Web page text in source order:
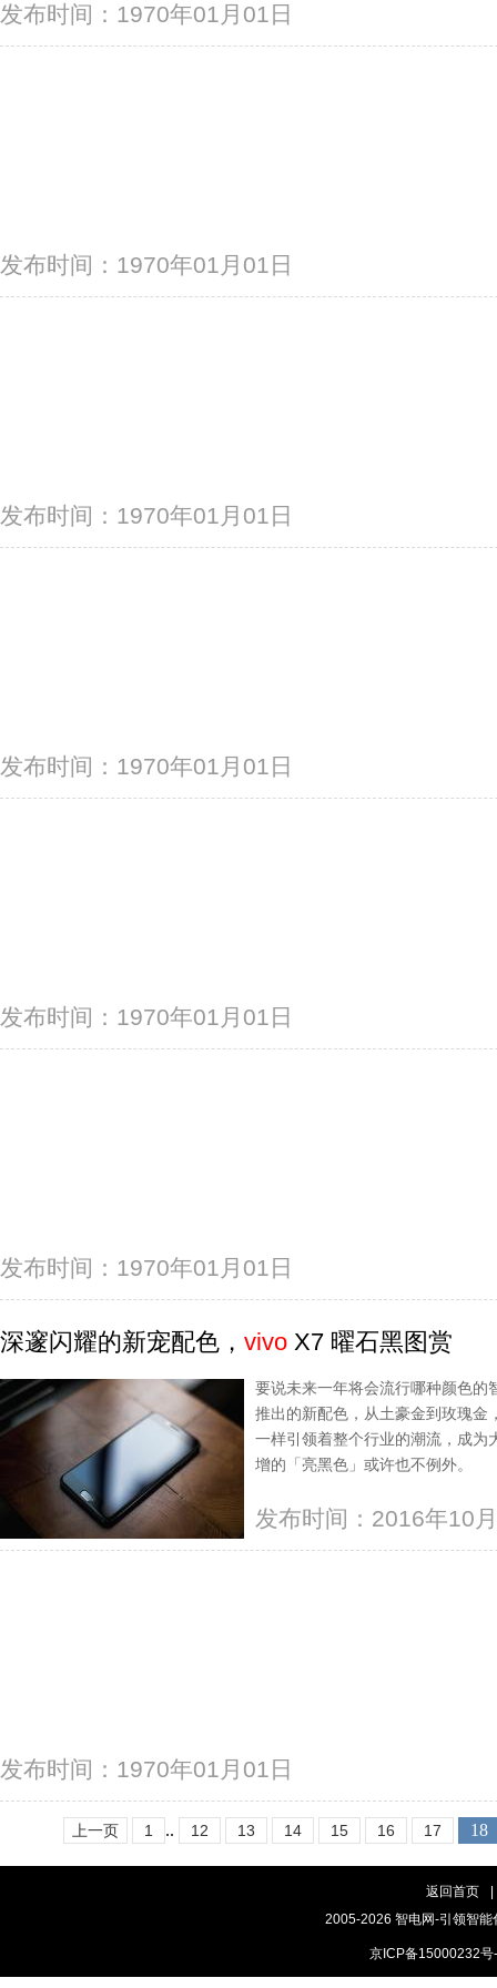
发布时间：1970年01月01日
发布时间：1970年01月01日
发布时间：1970年01月01日
发布时间：1970年01月01日
发布时间：1970年01月01日
发布时间：1970年01月01日
深邃闪耀的新宠配色， vivo X7 曜石黑图赏
要说未来一年将会流行哪种颜色的
推出的新配色，从土豪金到玫瑰金
一样引领着整个行业的潮流，成为
增的「亮黑色」或许也不例外。
发布时间：2016年10
发布时间：1970年01月01日
上一页 1 .. 12 13 14 15 16 17 18
返回首页
2005-2026 智电网-引领智
京ICP备15000232号